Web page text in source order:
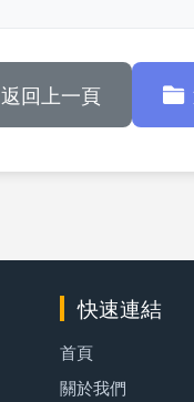
返回上一頁
快速連結
首頁
關於我們